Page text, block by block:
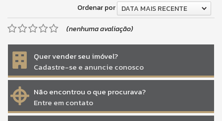
Ordenar por
DATA MAIS RECENTE
(nenhuma avaliação)
Quer vender seu imóvel?
Cadastre-se e anuncie conosco
Não encontrou o que procurava?
Entre em contato